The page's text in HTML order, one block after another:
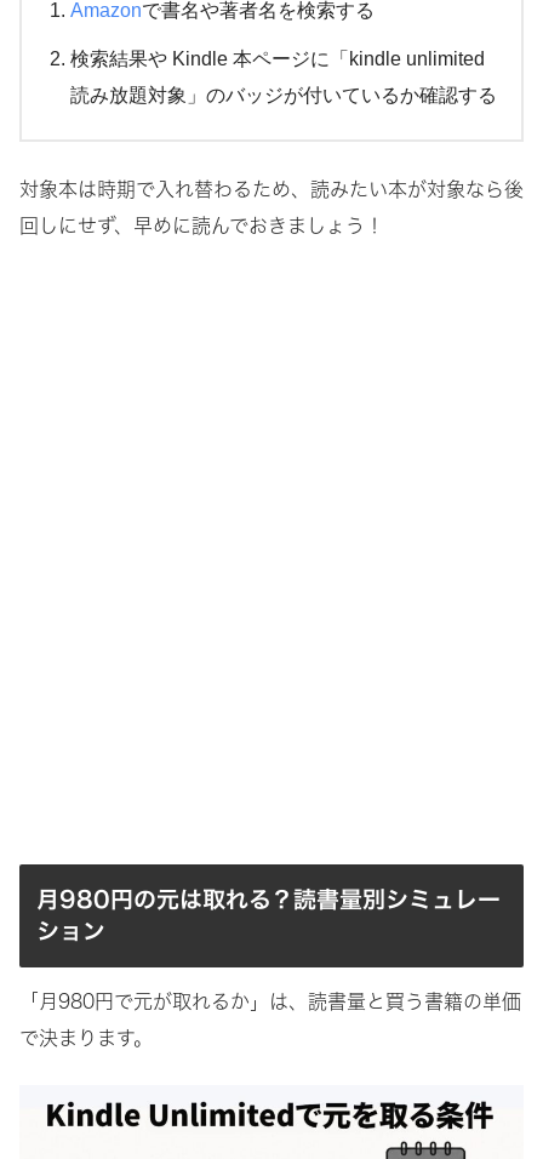
Amazonで書名や著者名を検索する
検索結果や Kindle 本ページに「kindle unlimited
読み放題対象」のバッジが付いているか確認する
対象本は時期で入れ替わるため、読みたい本が対象なら後
回しにせず、早めに読んでおきましょう！
月980円の元は取れる？読書量別シミュレー
ション
「月980円で元が取れるか」は、読書量と買う書籍の単価
で決まります。